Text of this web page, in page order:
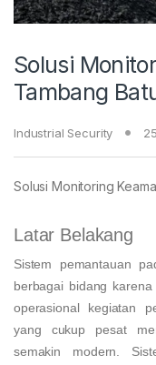
Solusi
Tambang
Industrial Security
Solusi Monitoring
Latar Belakang
Sistem pemantauan
berbagai bidang
operasional kegiatan
yang cukup pesat
semakin modern.